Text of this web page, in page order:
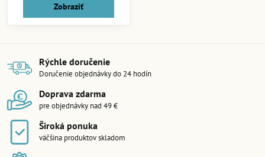
Zobraziť
Rýchle doručenie
Doručenie objednávky do 24 hodín
Doprava zdarma
pre objednávky nad 49 €
Široká ponuka
väčšina produktov skladom